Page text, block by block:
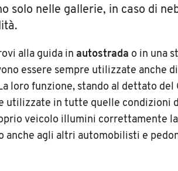
solo nelle gallerie, in caso di
alla guida in autostrada o in una
essere sempre utilizzate anche
loro funzione, stando al dettato del
utilizzate in tutte quelle condizioni
veicolo illumini correttamente la
anche agli altri automobilisti e